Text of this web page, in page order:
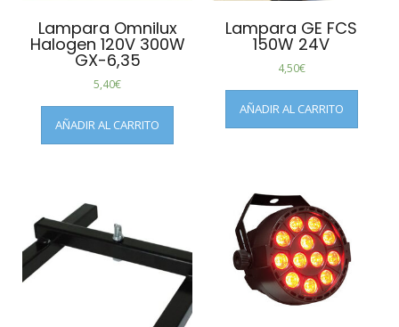
Lampara Omnilux
Halogen 120V 300W
GX-6,35
5,40€
AÑADIR AL CARRITO
Lampara GE FCS
150W 24V
4,50€
AÑADIR AL CARRITO